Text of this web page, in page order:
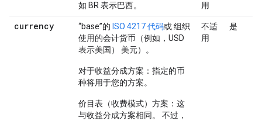
如 BR 表示巴西。
用
currency “base”的 ISO 4217 代码或 组织
使用的会计货币（例如，USD
表示美国） 美元）。
对于收益分成方案：指定的币
种将用于您的方案。
价目表（收费模式）方案：这
与收益分成方案相同。 不过，
不适
用
是